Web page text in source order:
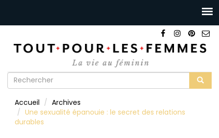
Formulaire
recherche
Accueil
Archives
Une sexualité épanouie : le secret des relations
durables